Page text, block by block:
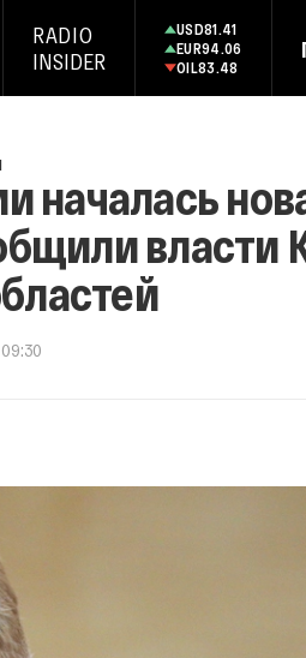
RADIO
INSIDER
USD81.41
EUR94.06
OIL83.48
началась
власти
09:30